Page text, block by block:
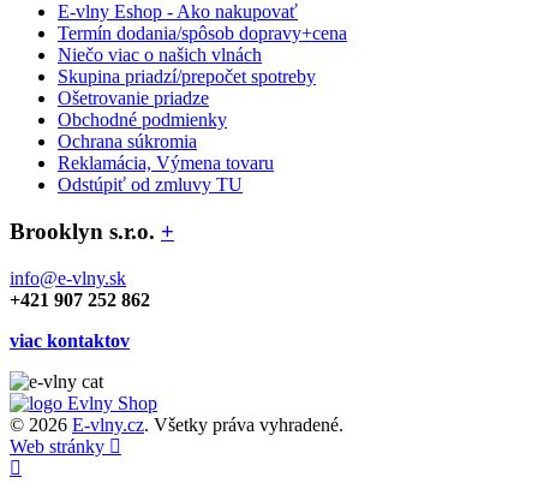
E-vlny Eshop - Ako nakupovať
Termín dodania/spôsob dopravy+cena
Niečo viac o našich vlnách
Skupina priadzí/prepočet spotreby
Ošetrovanie priadze
Obchodné podmienky
Ochrana súkromia
Reklamácia, Výmena tovaru
Odstúpiť od zmluvy TU
Brooklyn s.r.o. +
info@e-vlny.sk
+421 907 252 862
viac kontaktov
© 2026 E-vlny.cz. Všetky práva vyhradené.
Web stránky